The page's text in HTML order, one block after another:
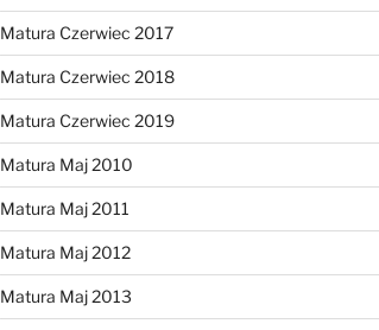
Matura Czerwiec 2017
Matura Czerwiec 2018
Matura Czerwiec 2019
Matura Maj 2010
Matura Maj 2011
Matura Maj 2012
Matura Maj 2013